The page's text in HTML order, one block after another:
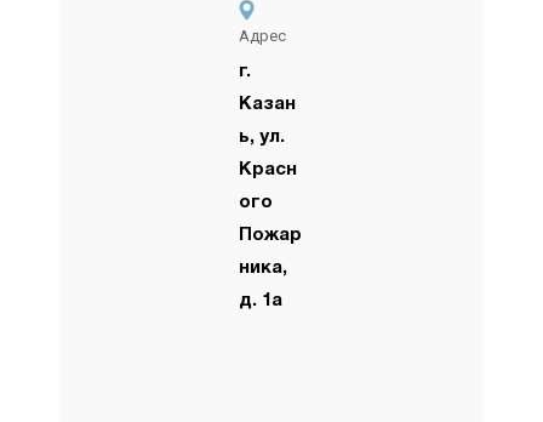
Адрес
г.
Казан
ь, ул.
Красн
ого
Пожар
ника,
д. 1а